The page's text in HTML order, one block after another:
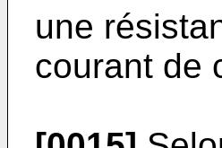
une
courant de